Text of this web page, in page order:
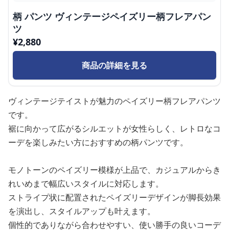
柄 パンツ ヴィンテージペイズリー柄フレアパン
ツ
¥2,880
商品の詳細を見る
ヴィンテージテイストが魅力のペイズリー柄フレアパンツ
です。
裾に向かって広がるシルエットが女性らしく、レトロなコ
ーデを楽しみたい方におすすめの柄パンツです。
モノトーンのペイズリー模様が上品で、カジュアルからき
れいめまで幅広いスタイルに対応します。
ストライプ状に配置されたペイズリーデザインが脚長効果
を演出し、スタイルアップも叶えます。
個性的でありながら合わせやすい、使い勝手の良いコーデ